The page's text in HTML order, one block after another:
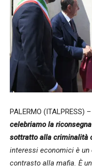
PALERMO (ITALPRESS) –
celebriamo la
sottratto alla criminalità
interessi economici è
contrasto alla mafia. È